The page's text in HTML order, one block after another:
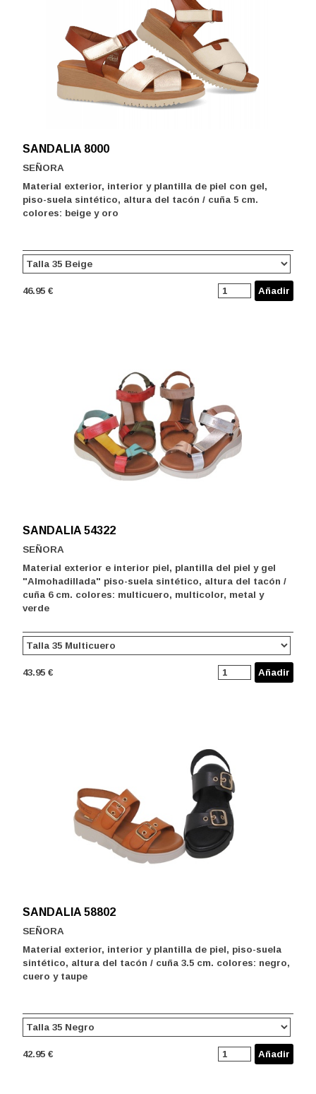
SANDALIA 8000
SEÑORA
Material exterior, interior y plantilla de piel con gel,
piso-suela sintético, altura del tacón / cuña 5 cm.
colores: beige y oro
46.95 € Añadir
SANDALIA 54322
SEÑORA
Material exterior e interior piel, plantilla del piel y gel
"Almohadillada" piso-suela sintético, altura del tacón /
cuña 6 cm. colores: multicuero, multicolor, metal y
verde
43.95 € Añadir
SANDALIA 58802
SEÑORA
Material exterior, interior y plantilla de piel, piso-suela
sintético, altura del tacón / cuña 3.5 cm. colores: negro,
cuero y taupe
42.95 € Añadir